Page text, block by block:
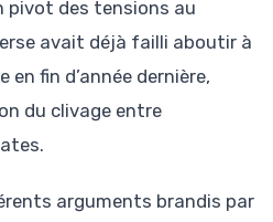
pivot des tensions au
avait déjà failli aboutir à
fin d’année dernière,
du clivage entre
arguments brandis par